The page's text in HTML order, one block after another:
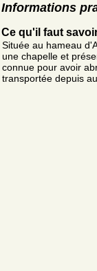
Informations
Ce qu'il faut
Située au hameau
une chapelle et
connue pour avoir
transportée depuis